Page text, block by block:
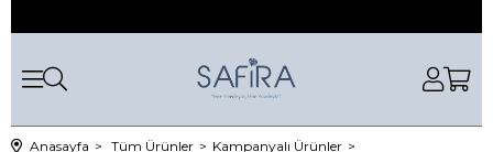
Anasayfa Tüm Ürünler Kampanyalı Ürünler